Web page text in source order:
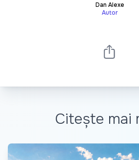
Dan Alexe
Autor
Citește mai